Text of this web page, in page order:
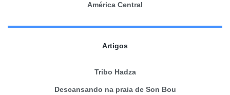
América Central
Artigos
Tribo Hadza
Descansando na praia de Son Bou